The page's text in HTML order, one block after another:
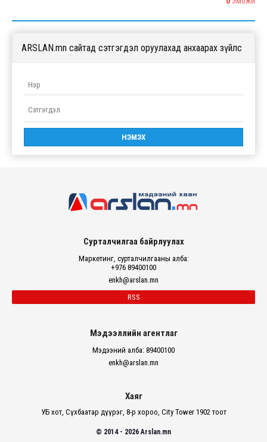
ЭМОЖИ
ARSLAN.mn сайтад сэтгэгдэл оруулахад анхаарах зүйлс
Сурталчилгаа байрлуулах
Маркетинг, сурталчилгааны алба:
+976 89400100
enkh@arslan.mn
RSS
Мэдээллийн агентлаг
Мэдээний алба: 89400100
enkh@arslan.mn
Хаяг
УБ хот, Сүхбаатар дүүрэг, 8-р хороо, City Tower 1902 тоот
© 2014 - 2026 Arslan.mn